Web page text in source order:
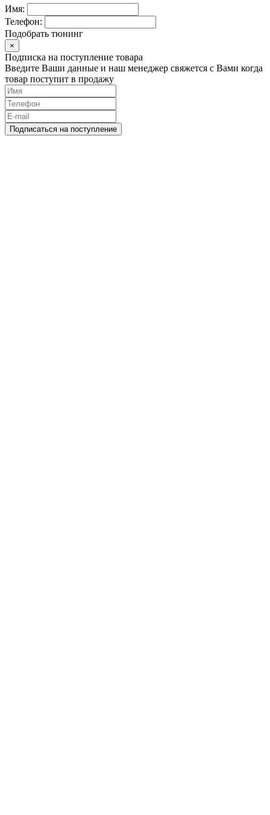
Имя:
Телефон:
Подобрать тюнинг
×
Подписка на поступление товара
Введите Ваши данные и наш менеджер свяжется с Вами когда
товар поступит в продажу